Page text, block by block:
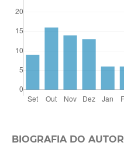
BIOGRAFIA DO AUTOR